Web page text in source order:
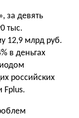
за девять
тыс.
12,9 млрд руб.
в деньгах
российских
Fplus.